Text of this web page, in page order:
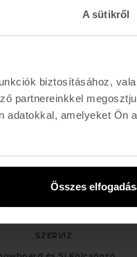
A sütikről
biztosításához,
partnereinkkel
adatokkal, amelyeket Ön
Összes
Király:
SZOLGÁLTATÁS
SZERVIZ